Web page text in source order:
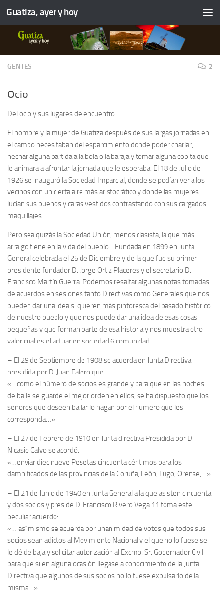
Guatiza, ayer y hoy
GENTES 2
Ocio
Del ocio y sus lugares de encuentro.
El hombre y la mujer de Guatiza después de sus largas jornadas en
el campo necesitaban del esparcimiento donde poder charlar,
hechar alguna partida a la bola o la baraja y tomar alguna copita que
le animara a afrontar la jornada que le esperaba. El 18 de Julio de
1926 se inauguró la Sociedad Imparcial, donde se podían ver a los
vecinos con un cierta aire más aristocrático y donde las mujeres
lucían sus buenos y caras vestidos contrastando con sus cargados
maquillajes.
Pero sea quizás la Sociedad Unión, menos clasista, la que más
arraigo tiene en la vida del pueblo. -Fundada en 1899 en Junta
General celebrada el 25 de Diciembre y de la que fue su primer
presidente fundador D. Jorge Ortiz Placeres y el secretario D.
Francisco Martín Guerra. Podemos resaltar algunas notas tomadas
de acuerdos en sesiones tanto Directivas como Generales que nos
pueden dar una idea si quieren más pintoresca del pasado histórico
de nuestro pueblo y que nos puede dar una idea de esas cosas
pequeñas y que forman parte de esa historia y nos muestra otro
valor cual es el actuar en sociedad 6 comunidad:
– El 29 de Septiembre de 1908 se acuerda en Junta Directiva
presidida por D. Juan Falero que:
«…como el número de socios es grande y para que en las noches
de baile se guarde el mejor orden en ellos, se ha dispuesto que los
señores que deseen bailar lo hagan por el número que les
corresponda…»
– El 27 de Febrero de 1910 en Junta directiva Presidida por D.
Nicasio Calvo se acordó:
«…enviar diecinueve Pesetas cincuenta céntimos para los
damnificados de las provincias de la Coruña, León, Lugo, Orense,…»
– El 21 de Junio de 1940 en Junta General a la que asisten cincuenta
y dos socios y preside D. Francisco Rivero Vega 11 toma este
peculiar acuerdo:
«… así mismo se acuerda por unanimidad de votos que todos sus
socios sean adictos al Movimiento Nacional y el que no lo fuese se
le dé de baja y solicitar autorización al Excmo. Sr. Gobernador Civil
para que si en alguna ocasión llegase a conocimiento de la Junta
Directiva que algunos de sus socios no lo fuese expulsarlo de la
misma…».